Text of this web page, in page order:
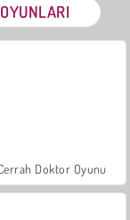
Doktor Oyunu